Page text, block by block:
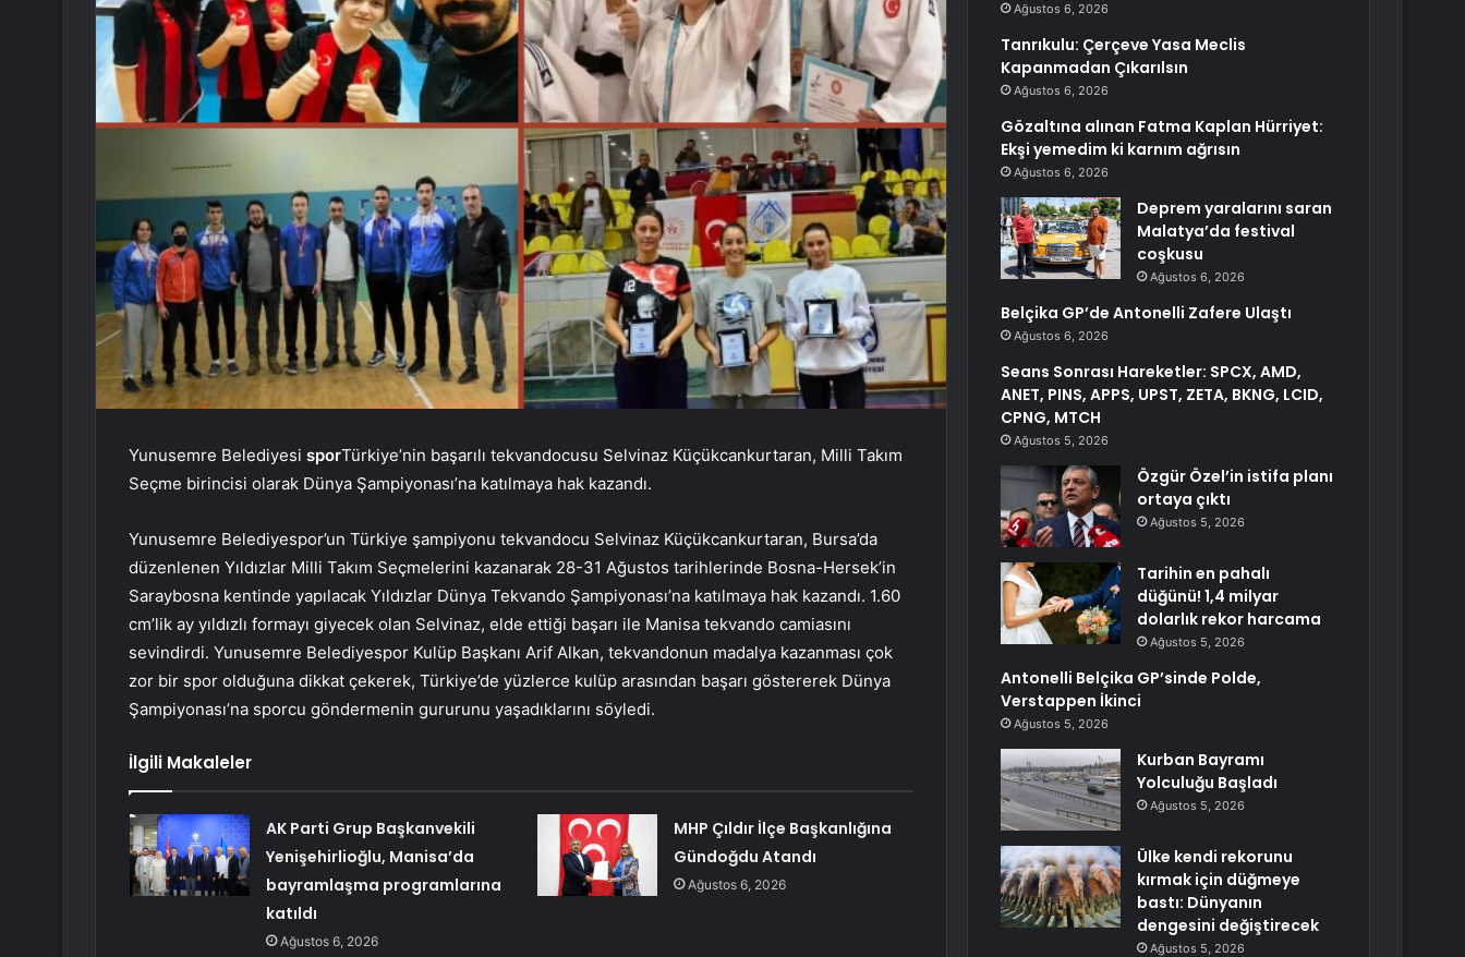
Yunusemre Belediyesi sporTürkiye’nin başarılı tekvandocusu Selvinaz Küçükcankurtaran, Milli Takım
Seçme birincisi olarak Dünya Şampiyonası’na katılmaya hak kazandı.
Yunusemre Belediyespor’un Türkiye şampiyonu tekvandocu Selvinaz Küçükcankurtaran, Bursa’da
düzenlenen Yıldızlar Milli Takım Seçmelerini kazanarak 28-31 Ağustos tarihlerinde Bosna-Hersek’in
Saraybosna kentinde yapılacak Yıldızlar Dünya Tekvando Şampiyonası’na katılmaya hak kazandı. 1.60
cm’lik ay yıldızlı formayı giyecek olan Selvinaz, elde ettiği başarı ile Manisa tekvando camiasını
sevindirdi. Yunusemre Belediyespor Kulüp Başkanı Arif Alkan, tekvandonun madalya kazanması çok
zor bir spor olduğuna dikkat çekerek, Türkiye’de yüzlerce kulüp arasından başarı göstererek Dünya
Şampiyonası’na sporcu göndermenin gururunu yaşadıklarını söyledi.
İlgili Makaleler
AK Parti Grup Başkanvekili
Yenişehirlioğlu, Manisa’da
bayramlaşma programlarına
katıldı
Ağustos 6, 2026
MHP Çıldır İlçe Başkanlığına
Gündoğdu Atandı
Ağustos 6, 2026
Ağustos 6, 2026
Tanrıkulu: Çerçeve Yasa Meclis
Kapanmadan Çıkarılsın
Ağustos 6, 2026
Gözaltına alınan Fatma Kaplan Hürriyet:
Ekşi yemedim ki karnım ağrısın
Ağustos 6, 2026
Deprem yaralarını saran
Malatya’da festival
coşkusu
Ağustos 6, 2026
Belçika GP’de Antonelli Zafere Ulaştı
Ağustos 6, 2026
Seans Sonrası Hareketler: SPCX, AMD,
ANET, PINS, APPS, UPST, ZETA, BKNG, LCID,
CPNG, MTCH
Ağustos 5, 2026
Özgür Özel’in istifa planı
ortaya çıktı
Ağustos 5, 2026
Tarihin en pahalı
düğünü! 1,4 milyar
dolarlık rekor harcama
Ağustos 5, 2026
Antonelli Belçika GP’sinde Polde,
Verstappen İkinci
Ağustos 5, 2026
Kurban Bayramı
Yolculuğu Başladı
Ağustos 5, 2026
Ülke kendi rekorunu
kırmak için düğmeye
bastı: Dünyanın
dengesini değiştirecek
Ağustos 5, 2026